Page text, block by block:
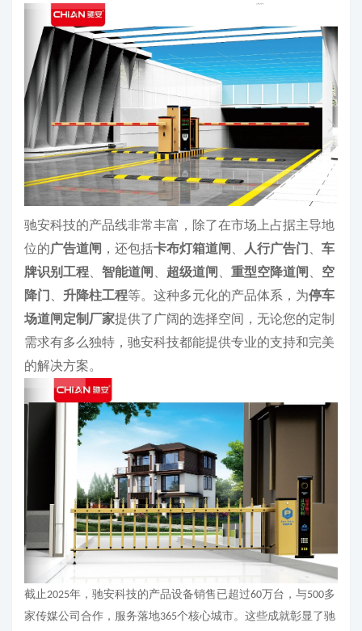
驰安科技的产品线非常丰富，除了在市场上占据主导地
位的广告道闸 ，还包括卡布灯箱道闸 人行广告门
车
牌识别工程
智能道闸 超级道闸 重型空降道闸
空
降门
升降柱工程等。这种多元化的产品体系，为停车
场道闸定制厂家提供了广阔的选择空间，无论您的定制
需求有多么独特，驰安科技都能提供专业的支持和完美
的解决方案。
截止2025年，驰安科技的产品设备销售已超过60万台，与500多
家传媒公司合作，服务落地365个核心城市。这些成就彰显了驰